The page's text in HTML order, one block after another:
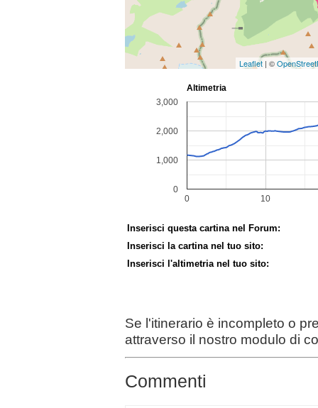
Leaflet | ©
Inserisci questa cartina nel Forum:
Inserisci la cartina nel tuo sito:
Inserisci l'altimetria nel tuo sito:
Se l'itinerario è incompleto o
attraverso il nostro modulo di
Commenti